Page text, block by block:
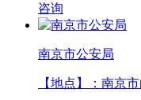
咨询
南京市公安局
【地点】：南京